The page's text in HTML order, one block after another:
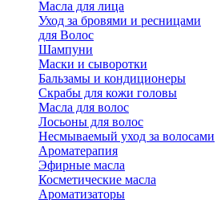
Масла для лица
Уход за бровями и ресницами
для Волос
Шампуни
Маски и сыворотки
Бальзамы и кондиционеры
Скрабы для кожи головы
Масла для волос
Лосьоны для волос
Несмываемый уход за волосами
Ароматерапия
Эфирные масла
Косметические масла
Ароматизаторы